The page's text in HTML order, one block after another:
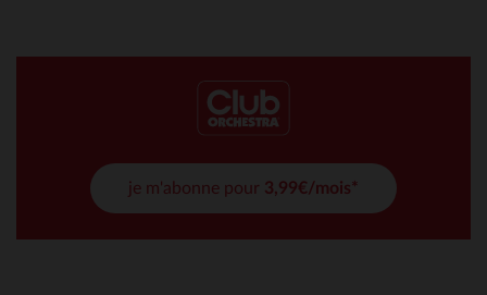
je m'abonne pour 3,99€/mois*